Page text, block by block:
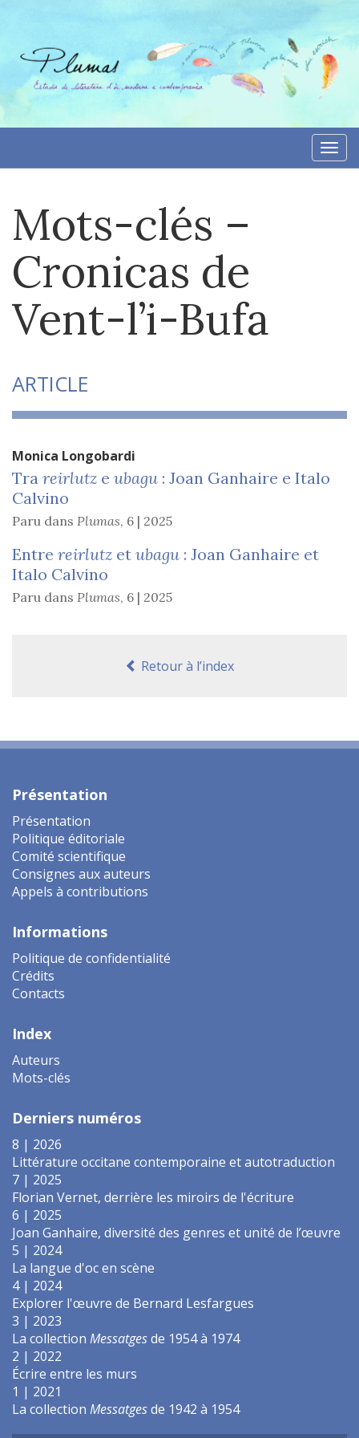
contenu
Mots-clés –
Cronicas de
Vent-l’i-Bufa
ARTICLE
Monica Longobardi
Tra reirlutz e ubagu : Joan Ganhaire e Italo
Calvino
Paru dans Plumas, 6 | 2025
Entre reirlutz et ubagu : Joan Ganhaire et
Italo Calvino
Paru dans Plumas, 6 | 2025
Retour à l’index
Présentation
Présentation
Politique éditoriale
Comité scientifique
Consignes aux auteurs
Appels à contributions
Informations
Politique de confidentialité
Crédits
Contacts
Index
Auteurs
Mots-clés
Derniers numéros
8 | 2026
Littérature occitane contemporaine et autotraduction
7 | 2025
Florian Vernet, derrière les miroirs de l'écriture
6 | 2025
Joan Ganhaire, diversité des genres et unité de l’œuvre
5 | 2024
La langue d'oc en scène
4 | 2024
Explorer l'œuvre de Bernard Lesfargues
3 | 2023
La collection Messatgesde 1954 à 1974
2 | 2022
Écrire entre les murs
1 | 2021
La collection Messatgesde 1942 à 1954